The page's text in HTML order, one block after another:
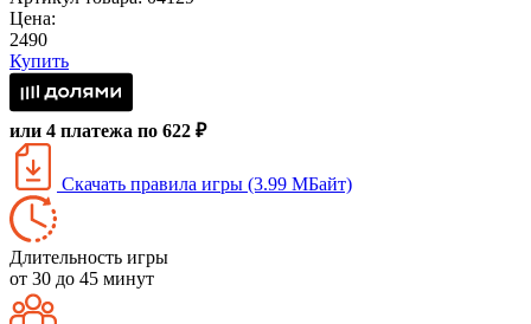
Цена:
2490
Купить
или 4 платежа по 622 ₽
Скачать правила игры (3.99 МБайт)
Длительность игры
от 30 до 45 минут